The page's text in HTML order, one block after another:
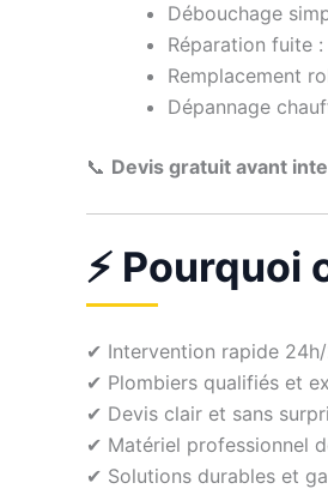
Débouchage
Réparation fuite :
Remplacement
Dépannage
📞 Devis gratuit avant
⚡
✔ Intervention rapide
✔ Plombiers qualifiés et
✔ Devis clair et sans
✔ Matériel professionnel
✔ Solutions durables et